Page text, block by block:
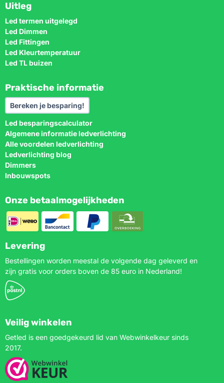
Uitleg
Led termen uitgelegd
Led Dimmen
Led Fittingen
Led Kleurtemperatuur
Led TL buizen
Praktische informatie
Bereken je besparing!
Led besparingscalculator
Algemene informatie ledverlichting
Alle voordelen ledverlichting
Ledverlichting blog
Dimmers
Inbouwspots
Onze betaalmogelijkheden
Levering
Bestellingen worden meestal de volgende dag geleverd en
zijn gratis voor orders boven de 85 euro in Nederland!
Veilig winkelen
Getled is een goedgekeurd lid van Webwinkelkeur sinds
2017.